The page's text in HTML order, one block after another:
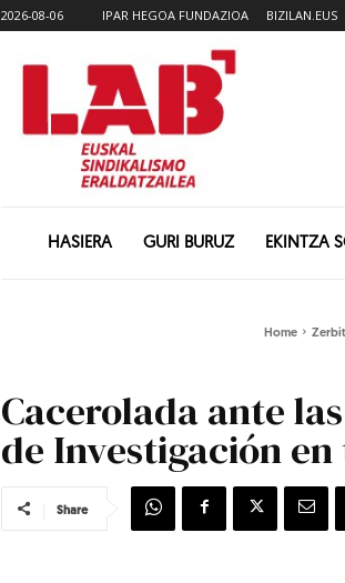
2026-08-06 IPAR HEGOA FUNDAZIOA BIZILAN.EUS
HASIERA GURI BURUZ EKINTZA
Home
Cacerolada ante
de Investigación
Share